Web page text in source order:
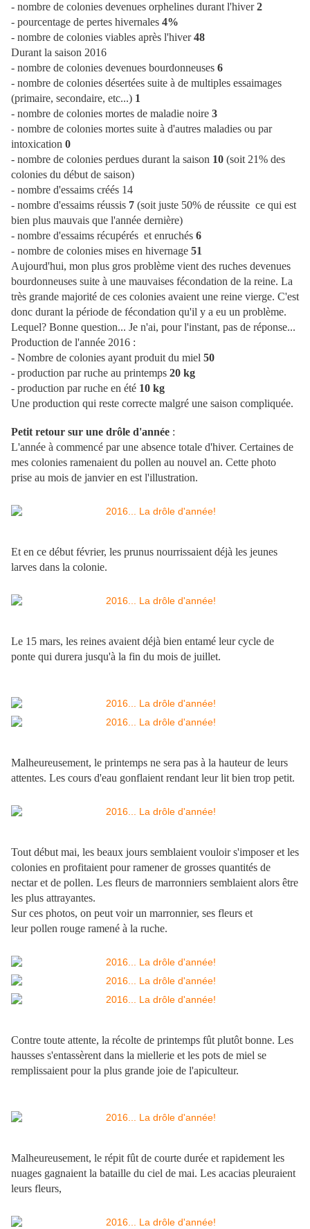
- nombre de colonies devenues orphelines durant l'hiver2
- pourcentage de pertes hivernales 4%
- nombre de colonies viables après l'hiver48
Durant la saison 2016
- nombre de colonies devenues bourdonneuses 6
- nombre de colonies désertées suite à de multiples essaimages
(primaire, secondaire, etc...) 1
- nombre de colonies mortes de maladie noire 3
- nombre de colonies mortes suite à d'autres maladies ou par
intoxication 0
- nombre de colonies perdues durant la saison 10 (soit 21% des
colonies du début de saison)
- nombre d'essaims créés 14
- nombre d'essaims réussis 7 (soit juste 50% de réussite ce qui est
bien plus mauvais que l'année dernière)
- nombre d'essaims récupérés et enruchés 6
- nombre de colonies mises en hivernage 51
Aujourd'hui, mon plus gros problème vient des ruches devenues
bourdonneuses suite à une mauvaises fécondation de la reine. La
très grande majorité de ces colonies avaient une reine vierge. C'est
donc durant la période de fécondation qu'il y a eu un problème.
Lequel? Bonne question... Je n'ai, pour l'instant, pas de réponse...
Production de l'année 2016 :
- Nombre de colonies ayant produit du miel 50
- production par ruche au printemps 20 kg
- production par ruche en été 10 kg
Une production qui reste correcte malgré une saison compliquée.
Petit retour sur une drôle d'année :
L'année à commencé par une absence totale d'hiver. Certaines de
mes colonies ramenaient du pollen au nouvel an. Cette photo
prise au mois de janvier en est l'illustration.
Et en ce début février, les prunus nourrissaient déjà les jeunes
larves dans la colonie.
Le 15 mars, les reines avaient déjà bien entamé leur cycle de
ponte qui durera jusqu'à la fin du mois de juillet.
Malheureusement, le printemps ne sera pas à la hauteur de leurs
attentes. Les cours d'eau gonflaient rendant leur lit bien trop petit.
Tout début mai, les beaux jours semblaient vouloir s'imposer et les
colonies en profitaient pour ramener de grosses quantités de
nectar et de pollen. Les fleurs de marronniers semblaient alors être
les plus attrayantes.
Sur ces photos, on peut voir un marronnier, ses fleurs et
leur pollen rouge ramené à la ruche.
Contre toute attente, la récolte de printemps fût plutôt bonne. Les
hausses s'entassèrent dans la miellerie et les pots de miel se
remplissaient pour la plus grande joie de l'apiculteur.
Malheureusement, le répit fût de courte durée et rapidement les
nuages gagnaient la bataille du ciel de mai. Les acacias pleuraient
leurs fleurs,